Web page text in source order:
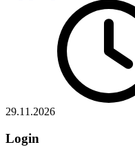
29.11.2026
Login